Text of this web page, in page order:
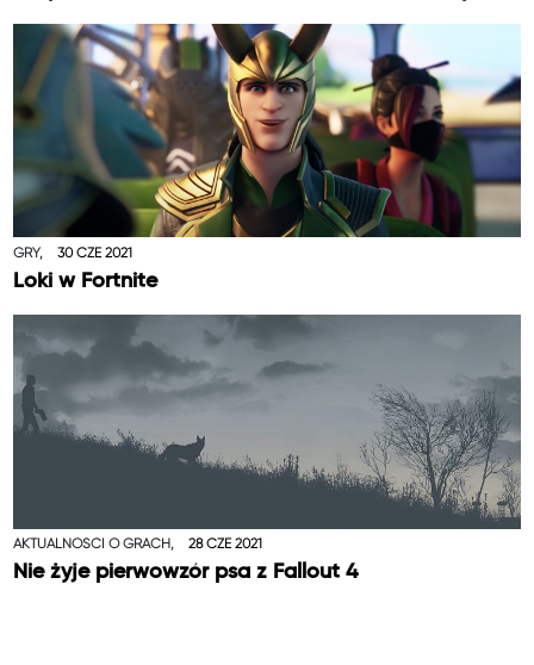
GRY, 30 CZE 2021
Loki w Fortnite
AKTUALNOŚCI O GRACH, 28 CZE 2021
Nie żyje pierwowzór psa z Fallout 4